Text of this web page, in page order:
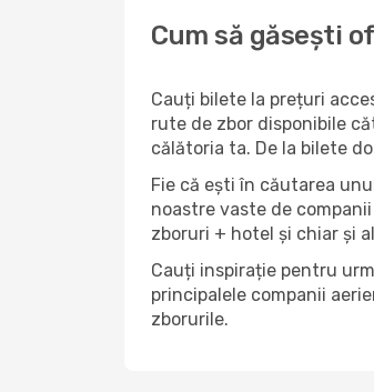
Cum să găsești
Cauți bilete la prețuri
rute de zbor disponibile
călătoria ta. De la bilete
Fie că ești în căutarea
noastre vaste de
zboruri + hotel și chiar și
Cauți inspirație pentru
principalele companii
zborurile.